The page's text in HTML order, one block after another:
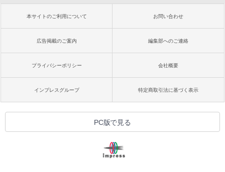
本サイトのご利用について お問い合わせ
広告掲載のご案内 編集部へのご連絡
プライバシーポリシー 会社概要
インプレスグループ 特定商取引法に基づく表示
PC版で見る